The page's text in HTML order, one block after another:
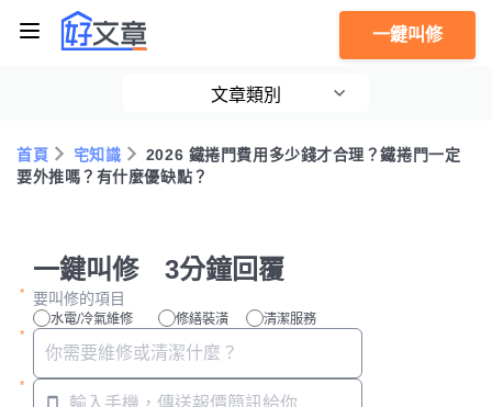
一鍵叫修
文章類別
首頁 宅知識
2026 鐵捲門費用多少錢才合理？鐵捲門一定
要外推嗎？有什麼優缺點？
一鍵叫修 3分鐘回覆
要叫修的項目
水電/冷氣維修 修繕裝潢 清潔服務